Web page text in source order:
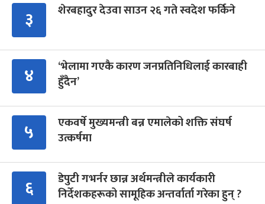
३ शेरबहादुर देउवा साउन २६ गते स्वदेश फर्किने
४
‘भेलामा गएकै कारण जनप्रतिनिधिलाई कारबाही
हुँदैन’
५
एकवर्षे मुख्यमन्त्री बन्न एमालेको शक्ति संघर्ष
उत्कर्षमा
६
डेपुटी गभर्नर छान्न अर्थमन्त्रीले कार्यकारी
निर्देशकहरूको सामूहिक अन्तर्वार्ता गरेका हुन् ?